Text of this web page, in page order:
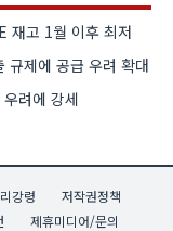
재고 1월 이후 최저
제에 공급 우려 확대
려에 강세
강령
저작권정책
제휴미디어/문의